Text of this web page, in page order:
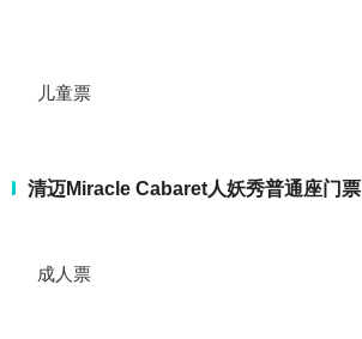
儿童票
清迈Miracle Cabaret人妖秀普通座门票
成人票